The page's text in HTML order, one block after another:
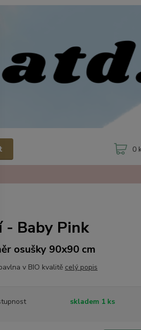
0
- Baby Pink
osušky 90x90 cm
v BIO kvalitě celý popis
skladem 1 ks